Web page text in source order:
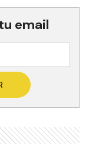
email